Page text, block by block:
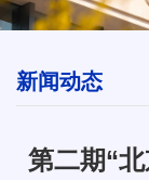
新闻动态
第二期“